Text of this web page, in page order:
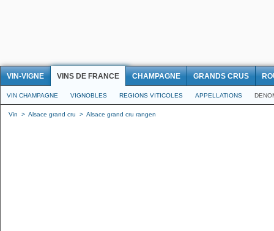
VIN-VIGNE VINS DE FRANCE CHAMPAGNE GRANDS CRUS
VIN CHAMPAGNE VIGNOBLES REGIONS VITICOLES APPELLATIONS
Vin > Alsace grand cru > Alsace grand cru rangen